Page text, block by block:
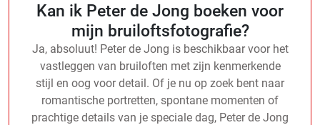
Kan ik Peter de Jong boeken voor
mijn bruiloftsfotografie?
Ja, absoluut! Peter de Jong is beschikbaar voor het
vastleggen van bruiloften met zijn kenmerkende
stijl en oog voor detail. Of je nu op zoek bent naar
romantische portretten, spontane momenten of
prachtige details van je speciale dag, Peter de Jong